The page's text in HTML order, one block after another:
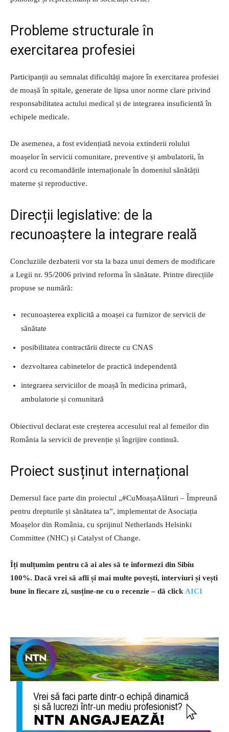
Probleme structurale în
exercitarea profesiei
Participanții au semnalat dificultăți majore în exercitarea profesiei
de moașă în spitale, generate de lipsa unor norme clare privind
responsabilitatea actului medical și de integrarea insuficientă în
echipele medicale.
De asemenea, a fost evidențiată nevoia extinderii rolului
moașelor în servicii comunitare, preventive și ambulatorii, în
acord cu recomandările internaționale în domeniul sănătății
materne și reproductive.
Direcții legislative: de la
recunoaștere la integrare reală
Concluziile dezbaterii vor sta la baza unui demers de modificare
a Legii nr. 95/2006 privind reforma în sănătate. Printre direcțiile
propuse se numără:
recunoașterea explicită a moașei ca furnizor de servicii de
sănătate
posibilitatea contractării directe cu CNAS
dezvoltarea cabinetelor de practică independentă
integrarea serviciilor de moașă în medicina primară,
ambulatorie și comunitară
Obiectivul declarat este creșterea accesului real al femeilor din
România la servicii de prevenție și îngrijire continuă.
Proiect susținut internațional
Demersul face parte din proiectul „#CuMoașaAlături – Împreună
pentru drepturile și sănătatea ta”, implementat de Asociația
Moașelor din România, cu sprijinul Netherlands Helsinki
Committee (NHC) și Catalyst of Change.
Îți mulțumim pentru că ai ales să te informezi din Sibiu
100%. Dacă vrei să afli și mai multe povești, interviuri și vești
bune în fiecare zi, susține-ne cu o recenzie – dă click AICI